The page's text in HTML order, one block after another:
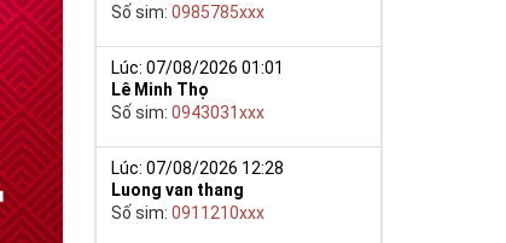
Số sim:0985785xxx
Lúc: 07/08/2026 01:01
Lê Minh Thọ
Số sim:0943031xxx
Lúc: 07/08/2026 12:28
Luong van thang
Số sim:0911210xxx